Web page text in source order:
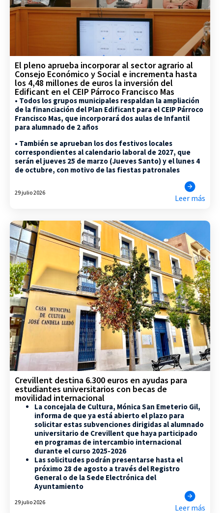
El pleno aprueba incorporar al sector agrario al
Consejo Económico y Social e incrementa hasta
los 4,48 millones de euros la inversión del
Edificant en el CEIP Párroco Francisco Mas
• Todos los grupos municipales respaldan la ampliación
de la financiación del Plan Edificant para el CEIP Párroco
Francisco Mas, que incorporará dos aulas de Infantil
para alumnado de 2 años
• También se aprueban los dos festivos locales
correspondientes al calendario laboral de 2027, que
serán el jueves 25 de marzo (Jueves Santo) y el lunes 4
de octubre, con motivo de las fiestas patronales
29 julio 2026
Leer más
Crevillent destina 6.300 euros en ayudas para
estudiantes universitarios con becas de
movilidad internacional
La concejala de Cultura, Mónica San Emeterio Gil,
informa de que ya está abierto el plazo para
solicitar estas subvenciones dirigidas al alumnado
universitario de Crevillent que haya participado
en programas de intercambio internacional
durante el curso 2025-2026
Las solicitudes podrán presentarse hasta el
próximo 28 de agosto a través del Registro
General o de la Sede Electrónica del
Ayuntamiento
29 julio 2026
Leer más